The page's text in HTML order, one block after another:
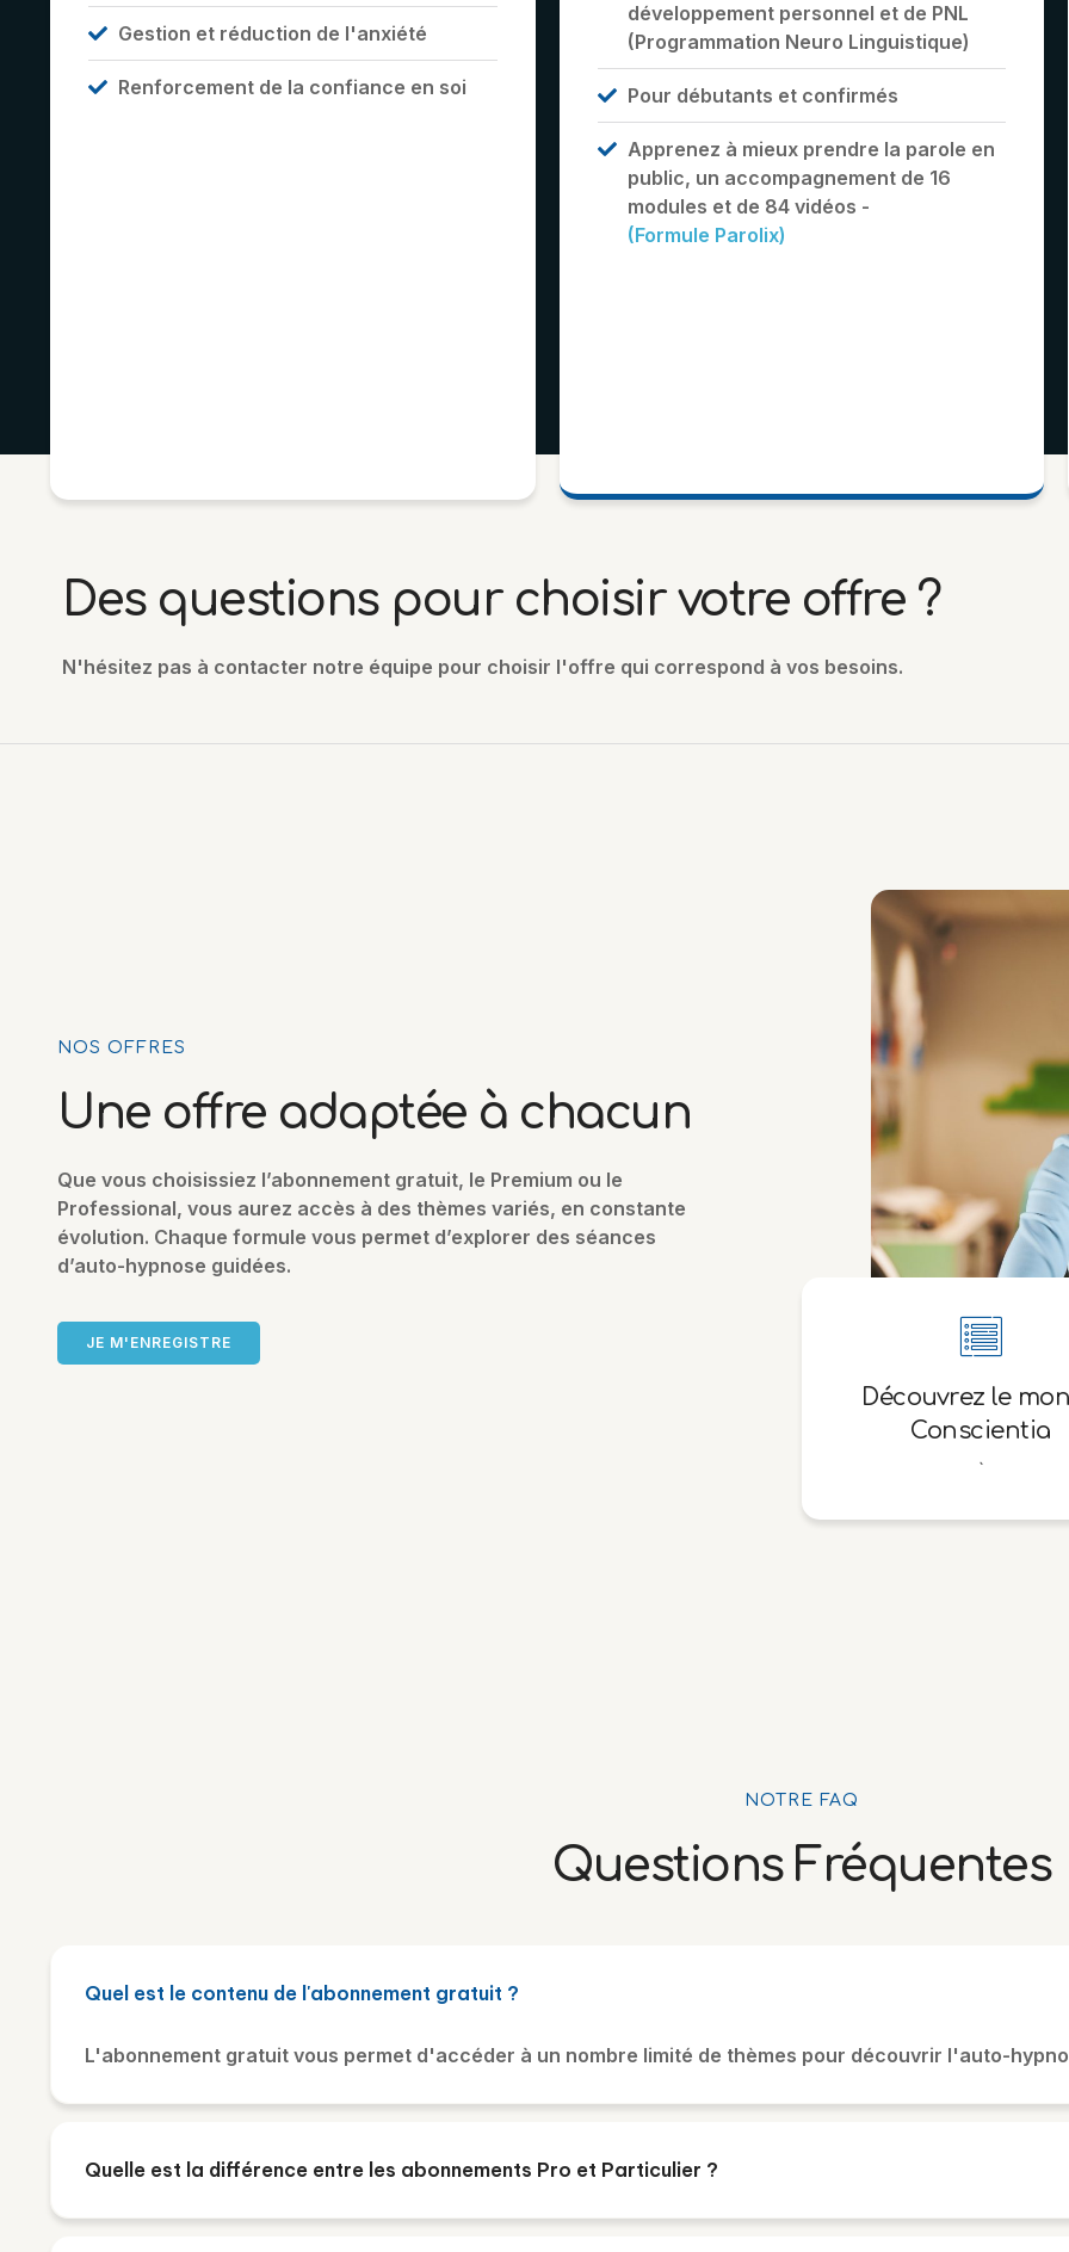
Gestion et réduction de l'anxiété
Renforcement de la confiance en soi
développement personnel et de PNL
(Programmation Neuro Linguistique)
Pour débutants et confirmés
Apprenez à mieux prendre la parole en
public, un accompagnement de 16
modules et de 84 vidéos -
(Formule Parolix)
Des questions pour choisir votre offre ?
N'hésitez pas à contacter notre équipe pour choisir l'offre qui correspond à vos besoins.
NOS OFFRES
Une offre adaptée à chacun
Que vous choisissiez l’abonnement gratuit, le Premium ou le
Professional, vous aurez accès à des thèmes variés, en constante
évolution. Chaque formule vous permet d’explorer des séances
d’auto-hypnose guidées.
JE M'ENREGISTRE
Découvrez le
Conscientia
`
NOTRE FAQ
Questions Fréquentes
Quel est le contenu de l'abonnement gratuit ?
L'abonnement gratuit vous permet d'accéder à un nombre limité de thèmes pour découvrir l'auto-
Quelle est la différence entre les abonnements Pro et Particulier ?